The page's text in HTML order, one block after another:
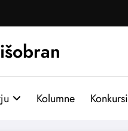
Kolumne Konkursi